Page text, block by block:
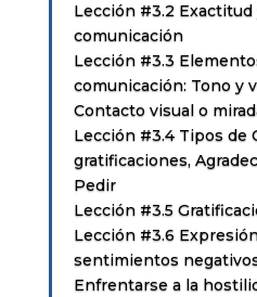
Lección #3.2
comunicación
Lección #3.3
comunicación: Tono y
Contacto visual o
Lección #3.4 Tipos de
gratificaciones,
Pedir
Lección #3.5
Lección #3.6
sentimientos
Enfrentarse a la